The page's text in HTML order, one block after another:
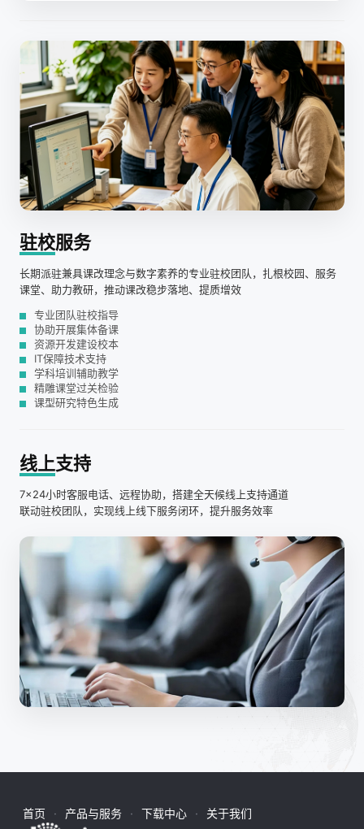
驻校服务
长期派驻兼具课改理念与数字素养的专业驻校团队，扎根校园、服务
课堂、助力教研，推动课改稳步落地、提质增效
专业团队驻校指导
协助开展集体备课
资源开发建设校本
IT保障技术支持
学科培训辅助教学
精雕课堂过关检验
课型研究特色生成
线上支持
7×24小时客服电话、远程协助，搭建全天候线上支持通道
联动驻校团队，实现线上线下服务闭环，提升服务效率
首页 产品与服务 下载中心 关于我们